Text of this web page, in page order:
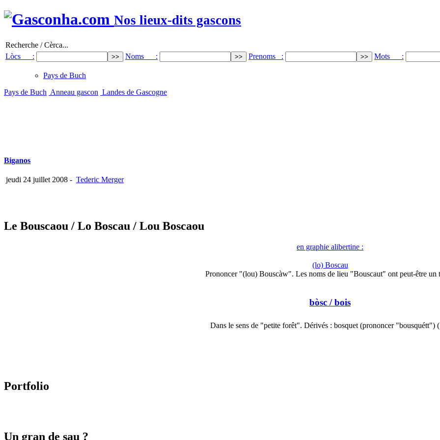
Nos lieux-dits gascons
Recherche / Cèrca...
Lòcs :
Noms : Prenoms : Mots :
Pays de Buch
Pays de Buch Anneau gascon Landes de Gascogne
Biganos
jeudi 24 juillet 2008 - Tederic Merger
Le Bouscaou / Lo Boscau / Lou Boscaou
en graphie alibertine :
(lo) Boscau
Prononcer "(lou) Bouscàw". Les noms de lieu "Bouscaut" ont peut-être
bòsc / bois
Dans le sens de "petite forêt". Dérivés : bosquet (prononcer
Portfolio
Un gran de sau ?